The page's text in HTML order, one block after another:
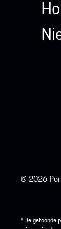
© 2026
* De getoonde